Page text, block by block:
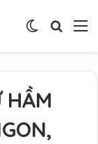
Tìm
Switch skin
HẦM